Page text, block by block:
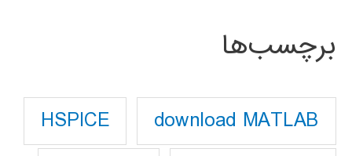
برچسب‌ها
download MATLAB
HSPICE